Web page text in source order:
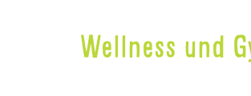
Wellness und